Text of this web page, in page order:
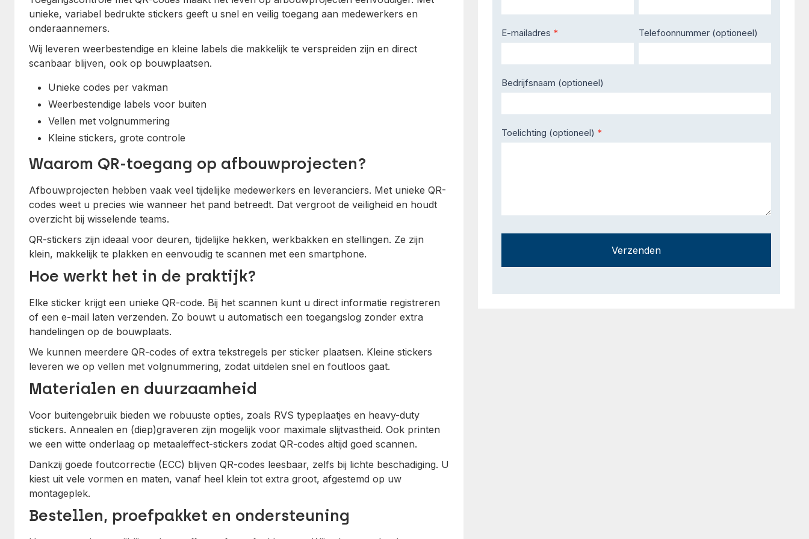
unieke, variabel bedrukte stickers geeft u snel en veilig toegang aan medewerkers en
onderaannemers.
Wij leveren weerbestendige en kleine labels die makkelijk te verspreiden zijn en direct
scanbaar blijven, ook op bouwplaatsen.
Unieke codes per vakman
Weerbestendige labels voor buiten
Vellen met volgnummering
Kleine stickers, grote controle
Waarom QR-toegang op afbouwprojecten?
Afbouwprojecten hebben vaak veel tijdelijke medewerkers en leveranciers. Met unieke QR-
codes weet u precies wie wanneer het pand betreedt. Dat vergroot de veiligheid en houdt
overzicht bij wisselende teams.
QR-stickers zijn ideaal voor deuren, tijdelijke hekken, werkbakken en stellingen. Ze zijn
klein, makkelijk te plakken en eenvoudig te scannen met een smartphone.
Hoe werkt het in de praktijk?
Elke sticker krijgt een unieke QR-code. Bij het scannen kunt u direct informatie registreren
of een e-mail laten verzenden. Zo bouwt u automatisch een toegangslog zonder extra
handelingen op de bouwplaats.
We kunnen meerdere QR-codes of extra tekstregels per sticker plaatsen. Kleine stickers
leveren we op vellen met volgnummering, zodat uitdelen snel en foutloos gaat.
Materialen en duurzaamheid
Voor buitengebruik bieden we robuuste opties, zoals RVS typeplaatjes en heavy-duty
stickers. Annealen en (diep)graveren zijn mogelijk voor maximale slijtvastheid. Ook printen
we een witte onderlaag op metaaleffect-stickers zodat QR-codes altijd goed scannen.
Dankzij goede foutcorrectie (ECC) blijven QR-codes leesbaar, zelfs bij lichte beschadiging. U
kiest uit vele vormen en maten, vanaf heel klein tot extra groot, afgestemd op uw
montageplek.
Bestellen, proefpakket en ondersteuning
E-mailadres * Telefoonnummer (optioneel)
Bedrijfsnaam (optioneel)
Toelichting (optioneel) *
Verzenden